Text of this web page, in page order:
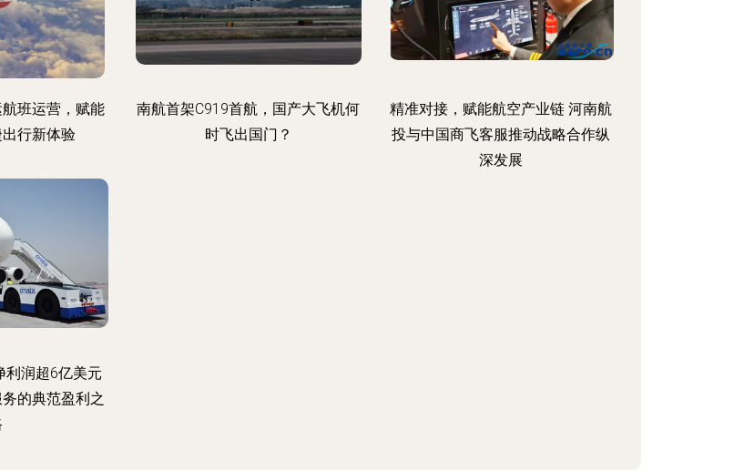
班运营，赋能
行新体验
南航首架C919首航，国产大飞机何
时飞出国门？
精准对接，赋能航空产业链 河南航
投与中国商飞客服推动战略合作纵
深发展
利润超6亿美元
的典范盈利之